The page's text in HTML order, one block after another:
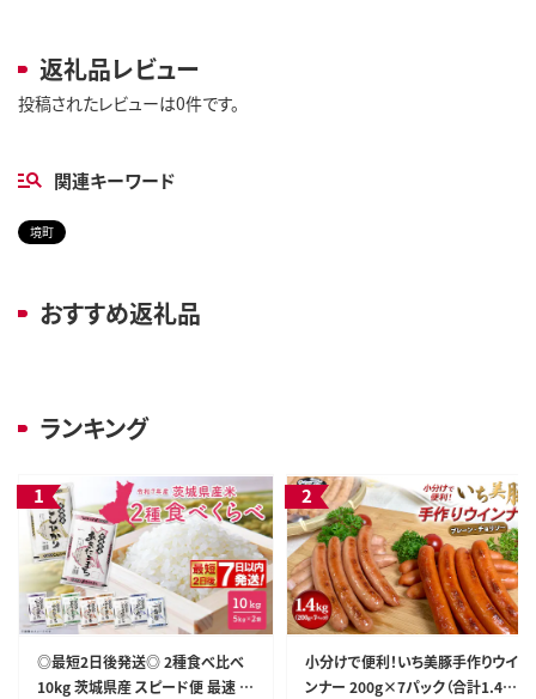
返礼品レビュー
投稿されたレビューは0件です。
関連キーワード
境町
おすすめ返礼品
ランキング
◎最短2日後発送◎ 2種食べ比べ
10kg 茨城県産 スピード便 最速 最
小分けで便利！いち美豚手作りウイ
ンナー 200g×7パック（合計1.4k